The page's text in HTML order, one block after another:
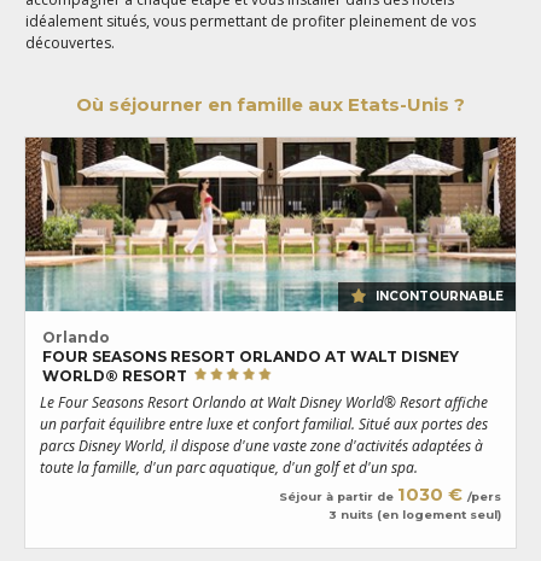
idéalement situés, vous permettant de profiter pleinement de vos
découvertes.
Où séjourner en famille aux Etats-Unis ?
INCONTOURNABLE
Orlando
FOUR SEASONS RESORT ORLANDO AT WALT DISNEY
WORLD® RESORT
Le Four Seasons Resort Orlando at Walt Disney World® Resort affiche
un parfait équilibre entre luxe et confort familial. Situé aux portes des
parcs Disney World, il dispose d'une vaste zone d'activités adaptées à
toute la famille, d'un parc aquatique, d'un golf et d'un spa.
Séjour à partir de 1030 € /pers
3 nuits (en logement seul)